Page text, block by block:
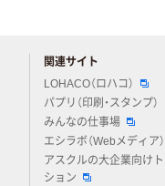
関連サイト
LOHACO（ロハコ）
パプリ（印刷・スタンプ）
みんなの仕事場
エシラボ（Webメディア）
アスクルの大企業向け
ション